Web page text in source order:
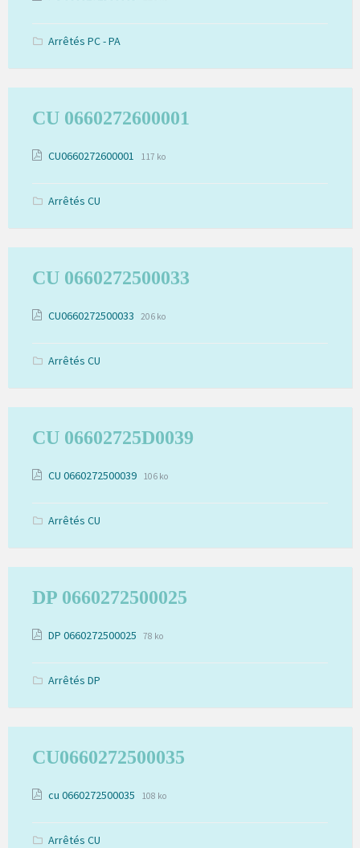
fichier:
fichier:
Arrêtés PC - PA
CU 0660272600001
Pièces
CU0660272600001
Extension
fichier:
Taille
fichier:
117 ko
Arrêtés CU
CU 0660272500033
Pièces
CU0660272500033 Extension
fichier:
Taille
fichier:
206 ko
Arrêtés CU
CU 06602725D0039
Pièces
CU 0660272500039 Extension
fichier:
Taille
fichier:
106 ko
Arrêtés CU
DP 0660272500025
Pièces
DP 0660272500025 Extension
fichier:
Taille
fichier:
78 ko
Arrêtés DP
CU0660272500035
Pièces
cu 0660272500035
Extension
fichier:
Taille
fichier:
108 ko
Arrêtés CU